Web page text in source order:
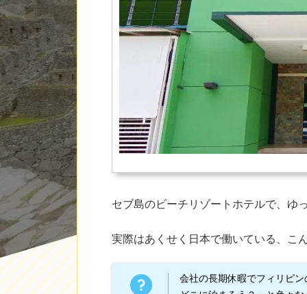
セブ島のビーチリゾートホテルで、ゆ
実際はあくせく日本で働いている、こ
会社の長期休暇でフィリピ